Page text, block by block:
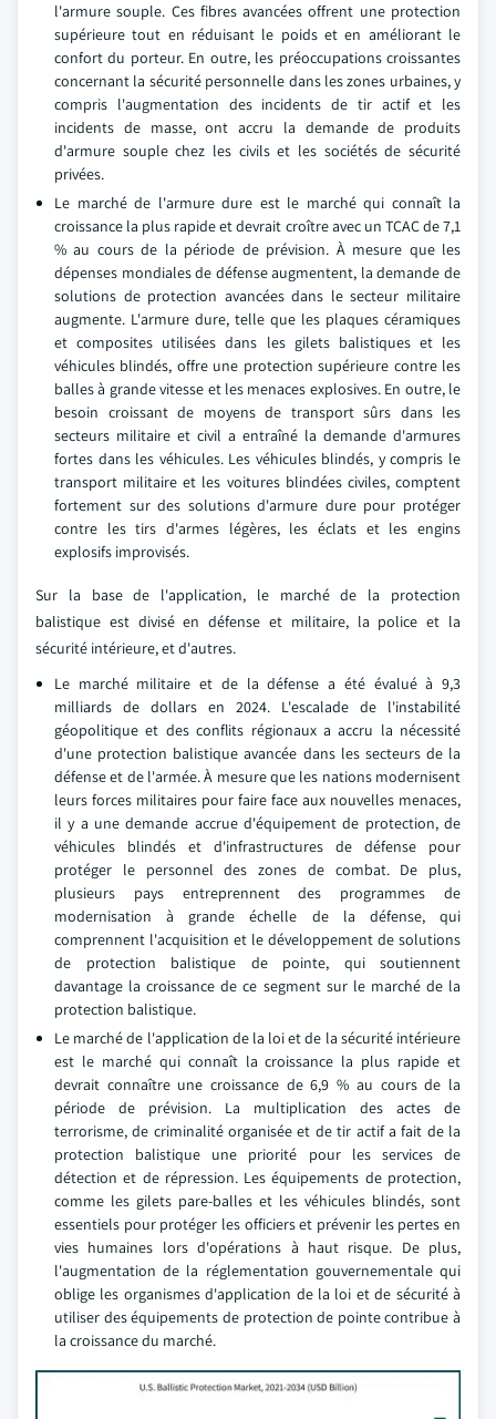
l'armure souple. Ces fibres avancées offrent une protection
supérieure tout en réduisant le poids et en améliorant le
confort du porteur. En outre, les préoccupations croissantes
concernant la sécurité personnelle dans les zones urbaines, y
compris l'augmentation des incidents de tir actif et les
incidents de masse, ont accru la demande de produits
d'armure souple chez les civils et les sociétés de sécurité
privées.
Le marché de l'armure dure est le marché qui connaît la
croissance la plus rapide et devrait croître avec un TCAC de 7,1
% au cours de la période de prévision. À mesure que les
dépenses mondiales de défense augmentent, la demande de
solutions de protection avancées dans le secteur militaire
augmente. L'armure dure, telle que les plaques céramiques
et composites utilisées dans les gilets balistiques et les
véhicules blindés, offre une protection supérieure contre les
balles à grande vitesse et les menaces explosives. En outre, le
besoin croissant de moyens de transport sûrs dans les
secteurs militaire et civil a entraîné la demande d'armures
fortes dans les véhicules. Les véhicules blindés, y compris le
transport militaire et les voitures blindées civiles, comptent
fortement sur des solutions d'armure dure pour protéger
contre les tirs d'armes légères, les éclats et les engins
explosifs improvisés.
Sur la base de l'application, le marché de la protection
balistique est divisé en défense et militaire, la police et la
sécurité intérieure, et d'autres.
Le marché militaire et de la défense a été évalué à 9,3
milliards de dollars en 2024. L'escalade de l'instabilité
géopolitique et des conflits régionaux a accru la nécessité
d'une protection balistique avancée dans les secteurs de la
défense et de l'armée. À mesure que les nations modernisent
leurs forces militaires pour faire face aux nouvelles menaces,
il y a une demande accrue d'équipement de protection, de
véhicules blindés et d'infrastructures de défense pour
protéger le personnel des zones de combat. De plus,
plusieurs pays entreprennent des programmes de
modernisation à grande échelle de la défense, qui
comprennent l'acquisition et le développement de solutions
de protection balistique de pointe, qui soutiennent
davantage la croissance de ce segment sur le marché de la
protection balistique.
Le marché de l'application de la loi et de la sécurité intérieure
est le marché qui connaît la croissance la plus rapide et
devrait connaître une croissance de 6,9 % au cours de la
période de prévision. La multiplication des actes de
terrorisme, de criminalité organisée et de tir actif a fait de la
protection balistique une priorité pour les services de
détection et de répression. Les équipements de protection,
comme les gilets pare-balles et les véhicules blindés, sont
essentiels pour protéger les officiers et prévenir les pertes en
vies humaines lors d'opérations à haut risque. De plus,
l'augmentation de la réglementation gouvernementale qui
oblige les organismes d'application de la loi et de sécurité à
utiliser des équipements de protection de pointe contribue à
la croissance du marché.